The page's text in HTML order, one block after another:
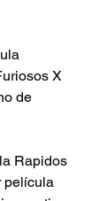
X
de
Rapidos
película